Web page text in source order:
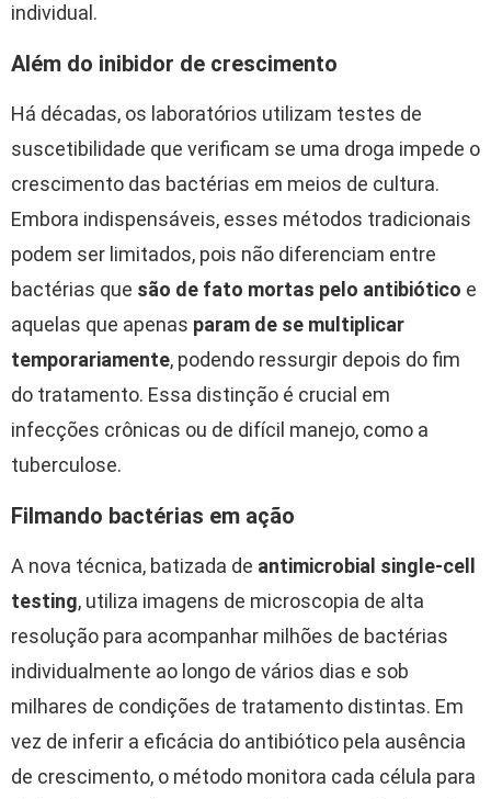
individual.
Além do inibidor de crescimento
Há décadas, os laboratórios utilizam testes de
suscetibilidade que verificam se uma droga impede o
crescimento das bactérias em meios de cultura.
Embora indispensáveis, esses métodos tradicionais
podem ser limitados, pois não diferenciam entre
bactérias que são de fato mortas pelo antibiótico e
aquelas que apenas param de se multiplicar
temporariamente, podendo ressurgir depois do fim
do tratamento. Essa distinção é crucial em
infecções crônicas ou de difícil manejo, como a
tuberculose.
Filmando bactérias em ação
A nova técnica, batizada de antimicrobial single-cell
testing, utiliza imagens de microscopia de alta
resolução para acompanhar milhões de bactérias
individualmente ao longo de vários dias e sob
milhares de condições de tratamento distintas. Em
vez de inferir a eficácia do antibiótico pela ausência
de crescimento, o método monitora cada célula para